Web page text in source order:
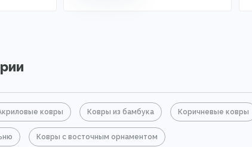
ковры Ковры из бамбука Коричневые ковры
Ковры с восточным орнаментом